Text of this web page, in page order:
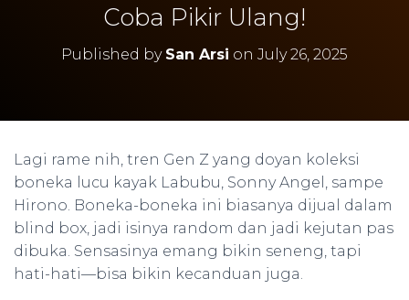
Coba Pikir Ulang!
Published by San Arsi on July 26, 2025
Lagi rame nih, tren Gen Z yang doyan koleksi
boneka lucu kayak Labubu, Sonny Angel, sampe
Hirono. Boneka-boneka ini biasanya dijual dalam
blind box, jadi isinya random dan jadi kejutan pas
dibuka. Sensasinya emang bikin seneng, tapi
hati-hati—bisa bikin kecanduan juga.